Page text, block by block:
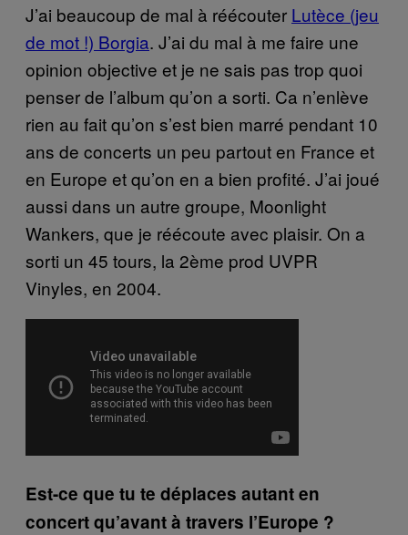
J’ai beaucoup de mal à réécouter Lutèce (jeu
de mot !) Borgia. J’ai du mal à me faire une
opinion objective et je ne sais pas trop quoi
penser de l’album qu’on a sorti. Ca n’enlève
rien au fait qu’on s’est bien marré pendant 10
ans de concerts un peu partout en France et
en Europe et qu’on en a bien profité. J’ai joué
aussi dans un autre groupe, Moonlight
Wankers, que je réécoute avec plaisir. On a
sorti un 45 tours, la 2ème prod UVPR
Vinyles, en 2004.
Est-ce que tu te déplaces autant en
concert qu’avant à travers l’Europe ?